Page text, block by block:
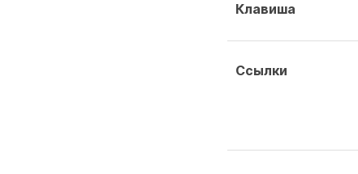
Клавиша
Ссылки